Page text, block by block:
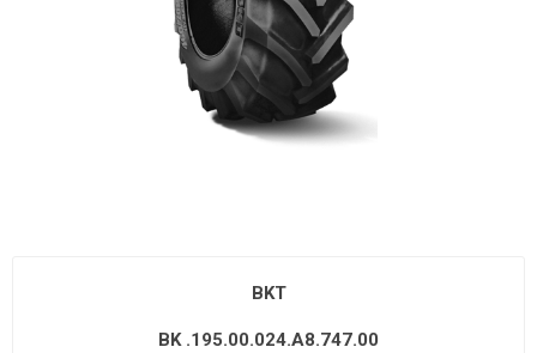
BKT
BK .195.00.024.A8.747.00